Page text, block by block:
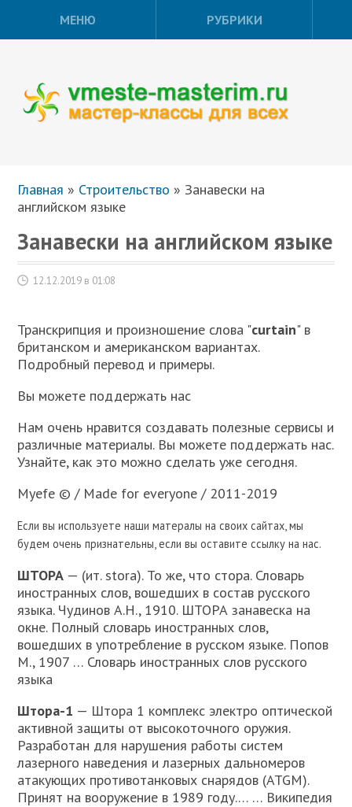
МЕНЮ РУБРИКИ
Главная » Строительство » Занавески на
английском языке
Занавески на английском языке
12.12.2019 в 01:08
Транскрипция и произношение слова "curtain" в
британском и американском вариантах.
Подробный перевод и примеры.
Вы можете поддержать нас
Нам очень нравится создавать полезные сервисы и
различные материалы. Вы можете поддержать нас.
Узнайте, как это можно сделать уже сегодня.
Myefe © / Made for everyone / 2011-2019
Если вы используете наши матералы на своих сайтах, мы
будем очень признательны, если вы оставите ссылку на нас.
ШТОРА — (ит. stora). То же, что стора. Словарь
иностранных слов, вошедших в состав русского
языка. Чудинов А.Н., 1910. ШТОРА занавеска на
окне. Полный словарь иностранных слов,
вошедших в употребление в русском языке. Попов
М., 1907 … Словарь иностранных слов русского
языка
Штора-1 — Штора 1 комплекс электро оптической
активной защиты от высокоточного оружия.
Разработан для нарушения работы систем
лазерного наведения и лазерных дальномеров
атакующих противотанковых снарядов (ATGM).
Принят на вооружение в 1989 году.… … Википедия